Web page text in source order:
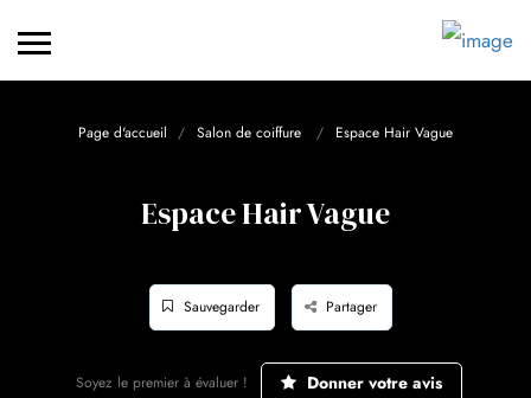
Page d'accueil Salon de coiffure Espace Hair Vague
Espace Hair Vague
Sauvegarder Partager
Soyez le premier à évaluer ! Donner votre avis